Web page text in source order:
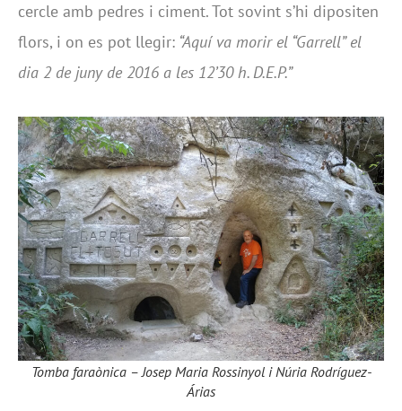
cercle amb pedres i ciment. Tot sovint s’hi dipositen
flors, i on es pot llegir: “Aquí va morir el “Garrell” el
dia 2 de juny de 2016 a les 12’30 h. D.E.P.”
Tomba faraònica – Josep Maria Rossinyol i Núria Rodríguez-
Árias